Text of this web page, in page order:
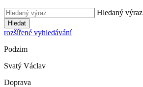
Hledaný výraz
Hledat
rozšířené vyhledávání
Podzim
Svatý Václav
Doprava